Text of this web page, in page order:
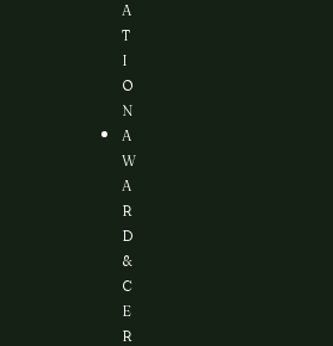
A
T
I
O
N
A
W
A
R
D
&
C
E
R